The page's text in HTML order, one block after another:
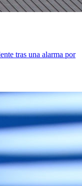
tras una alarma por